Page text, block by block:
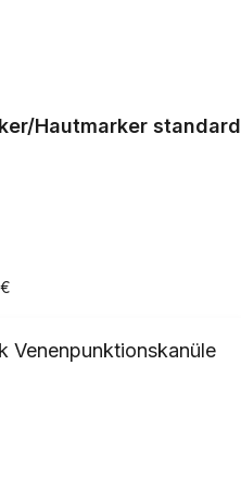
Hautmarker standard